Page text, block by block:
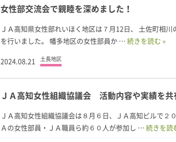
女性部交流会で親睦を深めました！
ＪＡ高知県女性部れいほく地区は７月12日、 土佐町相
を行いました。 幡多地区の女性部員か … 続きを読む »
2024.08.21 土長地区
ＪＡ高知女性組織協議会 活動内容や実績を共
ＪＡ高知女性組織協議会は８月６日、ＪＡ高知ビルで２
Ａの女性部員・ＪＡ職員ら約６０人が参加し … 続きを読